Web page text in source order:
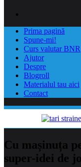
Prima pagină
Spune-mi!
Curs valutar BNR
Ajutor
Despre
Blogroll
Materialul tau aici
Contact
Cu mașinuța
super-idei de